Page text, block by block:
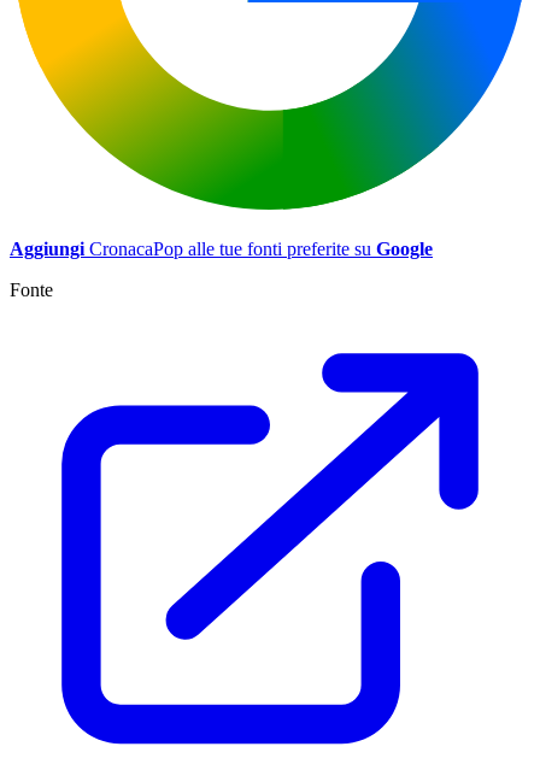
AggiungiCronacaPop alle tue fonti preferite su Google
Fonte